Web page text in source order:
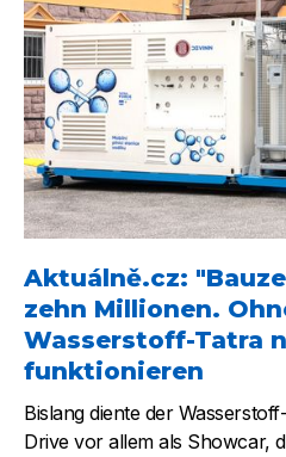
Aktuálně.cz:
zehn Millionen.
Wasserstoff-Tatra
funktionieren
Bislang diente der
Drive vor allem als Showcar,